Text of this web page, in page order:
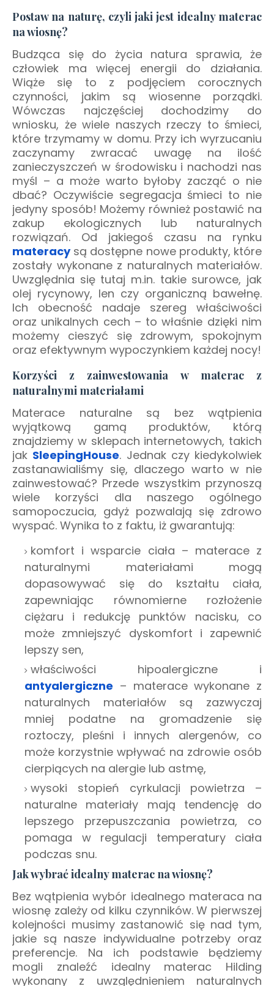
Postaw na naturę, czyli jaki jest idealny materac
na wiosnę?
Budząca się do życia natura sprawia, że
człowiek ma więcej energii do działania.
Wiąże się to z podjęciem corocznych
czynności, jakim są wiosenne porządki.
Wówczas najczęściej dochodzimy do
wniosku, że wiele naszych rzeczy to śmieci,
które trzymamy w domu. Przy ich wyrzucaniu
zaczynamy zwracać uwagę na ilość
zanieczyszczeń w środowisku i nachodzi nas
myśl – a może warto byłoby zacząć o nie
dbać? Oczywiście segregacja śmieci to nie
jedyny sposób! Możemy również postawić na
zakup ekologicznych lub naturalnych
rozwiązań. Od jakiegoś czasu na rynku
materacysą dostępne nowe produkty, które
zostały wykonane z naturalnych materiałów.
Uwzględnia się tutaj m.in. takie surowce, jak
olej rycynowy, len czy organiczną bawełnę.
Ich obecność nadaje szereg właściwości
oraz unikalnych cech – to właśnie dzięki nim
możemy cieszyć się zdrowym, spokojnym
oraz efektywnym wypoczynkiem każdej nocy!
Korzyści z zainwestowania w materac z
naturalnymi materiałami
Materace naturalne są bez wątpienia
wyjątkową gamą produktów, którą
znajdziemy w sklepach internetowych, takich
jak SleepingHouse. Jednak czy kiedykolwiek
zastanawialiśmy się, dlaczego warto w nie
zainwestować? Przede wszystkim przynoszą
wiele korzyści dla naszego ogólnego
samopoczucia, gdyż pozwalają się zdrowo
wyspać. Wynika to z faktu, iż gwarantują:
komfort i wsparcie ciała – materace z
naturalnymi materiałami mogą
dopasowywać się do kształtu ciała,
zapewniając równomierne rozłożenie
ciężaru i redukcję punktów nacisku, co
może zmniejszyć dyskomfort i zapewnić
lepszy sen,
właściwości hipoalergiczne i
antyalergiczne – materace wykonane z
naturalnych materiałów są zazwyczaj
mniej podatne na gromadzenie się
roztoczy, pleśni i innych alergenów, co
może korzystnie wpływać na zdrowie osób
cierpiących na alergie lub astmę,
wysoki stopień cyrkulacji powietrza –
naturalne materiały mają tendencję do
lepszego przepuszczania powietrza, co
pomaga w regulacji temperatury ciała
podczas snu.
Jak wybrać idealny materac na wiosnę?
Bez wątpienia wybór idealnego materaca na
wiosnę zależy od kilku czynników. W pierwszej
kolejności musimy zastanowić się nad tym,
jakie są nasze indywidualne potrzeby oraz
preferencje. Na ich podstawie będziemy
mogli znaleźć idealny materac Hilding
wykonany z uwzględnieniem naturalnych